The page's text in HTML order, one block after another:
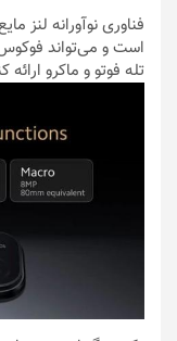
فناوری نوآورانه
است و می‌تواند
تله فوتو و ماکرو ارائه